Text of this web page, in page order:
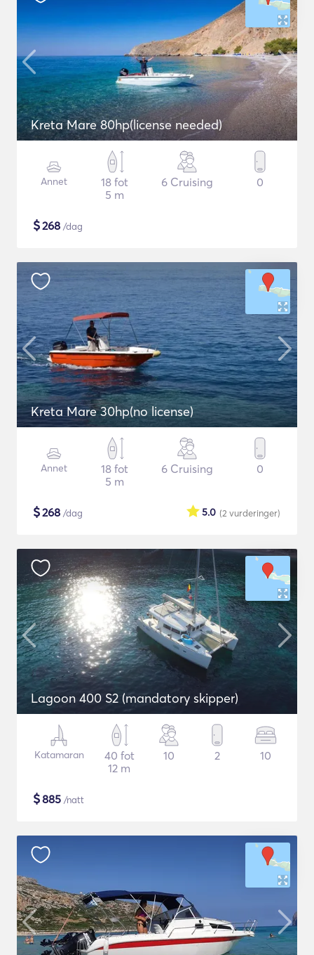
Kreta Mare 80hp(license needed)
Annet
18 fot
5 m
6 Cruising 0
$268 /dag
Kreta Mare 30hp(no license)
Annet
18 fot
5 m
6 Cruising 0
$268 /dag (2 vurderinger)
5.0
Lagoon 400 S2 (mandatory skipper)
Katamaran
40 fot
12 m
10 2 10
$885 /natt